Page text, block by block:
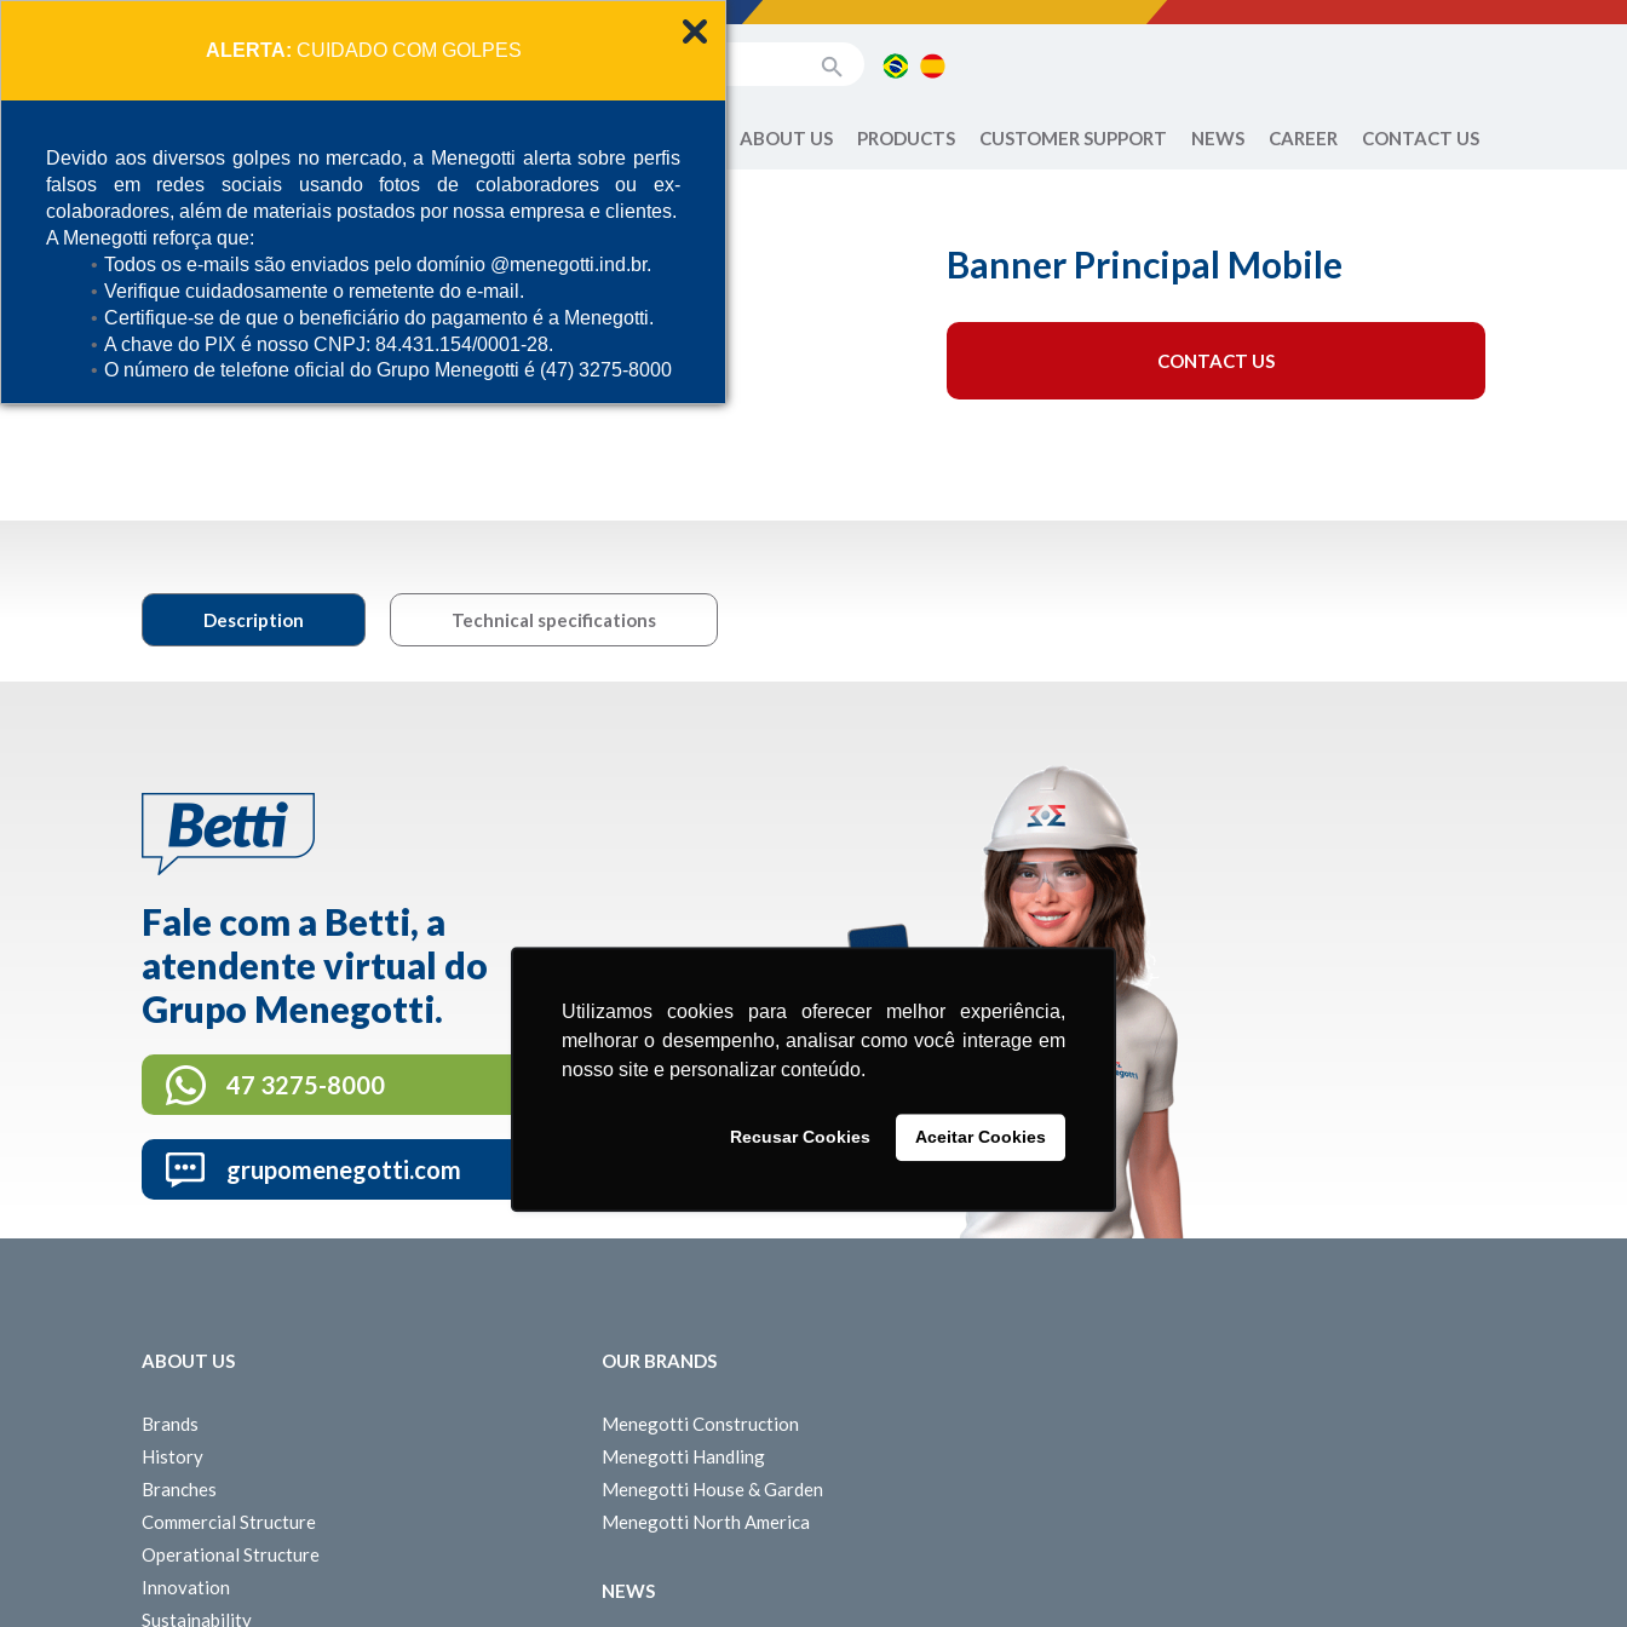
ALERTA: CUIDADO COM GOLPES
Devido aos diversos golpes no mercado, a Menegotti alerta sobre perfis
falsos em redes sociais usando fotos de colaboradores ou ex-
colaboradores, além de materiais postados por nossa empresa e clientes.
A Menegotti reforça que:
Todos os e-mails são enviados pelo domínio @menegotti.ind.br.
Verifique cuidadosamente o remetente do e-mail.
Certifique-se de que o beneficiário do pagamento é a Menegotti.
A chave do PIX é nosso CNPJ: 84.431.154/0001-28.
O número de telefone oficial do Grupo Menegotti é (47) 3275-8000
Utilizamos cookies para oferecer melhor experiência,
melhorar o desempenho, analisar como você interage em
nosso site e personalizar conteúdo.
Recusar Cookies Aceitar Cookies
ABOUT US PRODUCTS CUSTOMER SUPPORT NEWS CAREER CONTACT US
Banner Principal Mobile
CONTACT US
Description Technical specifications
Fale com a Betti, a
atendente virtual do
Grupo Menegotti.
47 3275-8000
grupomenegotti.com
ABOUT US
Brands
History
Branches
Commercial Structure
Operational Structure
Innovation
Sustainability
OUR BRANDS
Menegotti Construction
Menegotti Handling
Menegotti House & Garden
Menegotti North America
NEWS